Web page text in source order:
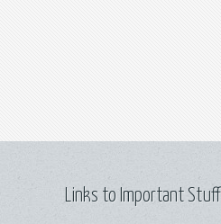
Links to Important Stuff